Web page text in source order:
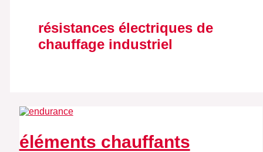
résistances électriques de
chauffage industriel
éléments chauffants